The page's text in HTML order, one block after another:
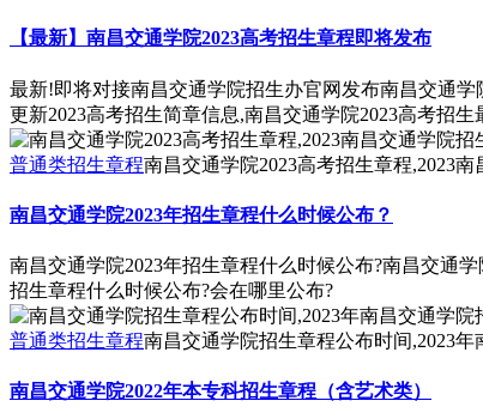
【最新】南昌交通学院2023高考招生章程即将发布
最新!即将对接南昌交通学院招生办官网发布南昌交通
更新2023高考招生简章信息,南昌交通学院2023高考招
普通类招生章程南昌交通学院2023高考招生章程,2023
南昌交通学院2023年招生章程什么时候公布？
南昌交通学院2023年招生章程什么时候公布?南昌交通
招生章程什么时候公布?会在哪里公布?
普通类招生章程南昌交通学院招生章程公布时间,2023
南昌交通学院2022年本专科招生章程（含艺术类）